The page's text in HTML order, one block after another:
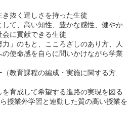
抜く逞しさを持った生徒
て、高い知性、豊かな感性、健やか
に貢献できる生徒
のもと、こころざしのあり方、人
使命感を自らに問いかけながら学業
教育課程の編成・実施に関する方
育成して希望する進路の実現を図る
授業外学習と連動した質の高い授業を